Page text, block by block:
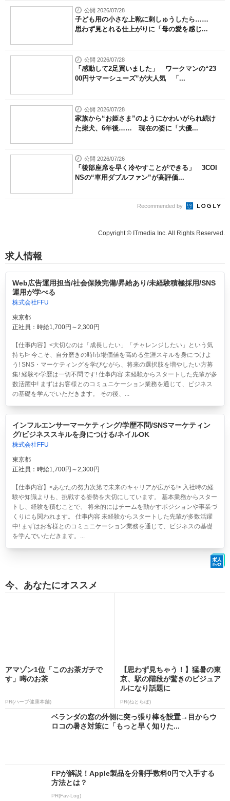
公開 2026/07/28
子ども用の小さな上靴に刺しゅうしたら……
思わず見とれる仕上がりに「母の愛を感じ...
公開 2026/07/28
「感動して2足買いました」 ワークマンの“23
00円サマーシューズ”が大人気 「...
公開 2026/07/28
家族から“お姫さま”のようにかわいがられ続け
た柴犬、6年後…… 現在の姿に「大優...
公開 2026/07/26
「後部座席を早く冷やすことができる」 3COI
NSの“車用ダブルファン”が高評価...
Recommended by
Copyright © ITmedia Inc. All Rights Reserved.
求人情報
Web広告運用担当/社会保険完備/昇給あり/未経験積極採用/SNS
運用が学べる
株式会社FFU
東京都
正社員：時給1,700円～2,300円
【仕事内容】<大切なのは「成長したい」「チャレンジしたい」という気
持ち!> 今こそ、自分磨きの時!市場価値を高める生涯スキルを身につけよ
う! SNS・マーケティングを学びながら、将来の選択肢を増やしたい方募
集! 経験や学歴は一切不問です! 仕事内容 未経験からスタートした先輩が多
数活躍中! まずはお客様とのコミュニケーション業務を通じて、ビジネス
の基礎を学んでいただきます。 その後、...
インフルエンサーマーケティング/学歴不問/SNSマーケティン
グ/ビジネススキルを身につける/ネイルOK
株式会社FFU
東京都
正社員：時給1,700円～2,300円
【仕事内容】<あなたの努力次第で未来のキャリアが広がる!> 入社時の経
験や知識よりも、挑戦する姿勢を大切にしています。 基本業務からスター
トし、経験を積むことで、 将来的にはチームを動かすポジションや事業づ
くりにも関われます。 仕事内容 未経験からスタートした先輩が多数活躍
中! まずはお客様とのコミュニケーション業務を通じて、ビジネスの基礎
を学んでいただきます。...
今、あなたにオススメ
アマゾン1位「このお茶ガチで
す」噂のお茶
PR(ハーブ健康本舗)
【思わず見ちゃう！】猛暑の東
京、駅の階段が驚きのビジュア
ルになり話題に
PR(ねとらぼ)
ベランダの窓の外側に突っ張り棒を設置→目からウ
ロコの暑さ対策に「もっと早く知りた...
FPが解説！Apple製品を分割手数料0円で入手する
方法とは？
PR(Fav-Log)